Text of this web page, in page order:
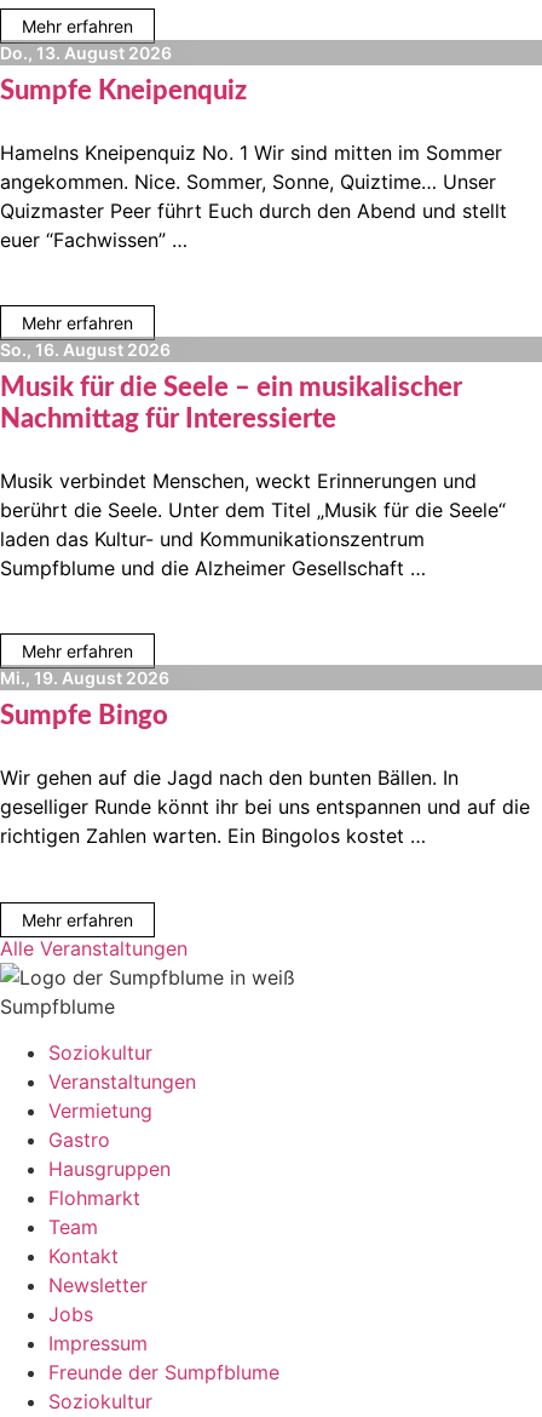
Mehr erfahren
Do., 13. August 2026
Sumpfe Kneipenquiz
Hamelns Kneipenquiz No. 1 Wir sind mitten im Sommer
angekommen. Nice. Sommer, Sonne, Quiztime… Unser
Quizmaster Peer führt Euch durch den Abend und stellt
euer “Fachwissen” …
Mehr erfahren
So., 16. August 2026
Musik für die Seele – ein musikalischer
Nachmittag für Interessierte
Musik verbindet Menschen, weckt Erinnerungen und
berührt die Seele. Unter dem Titel „Musik für die Seele“
laden das Kultur- und Kommunikationszentrum
Sumpfblume und die Alzheimer Gesellschaft …
Mehr erfahren
Mi., 19. August 2026
Sumpfe Bingo
Wir gehen auf die Jagd nach den bunten Bällen. In
geselliger Runde könnt ihr bei uns entspannen und auf die
richtigen Zahlen warten. Ein Bingolos kostet …
Mehr erfahren
Alle Veranstaltungen
Sumpfblume
Soziokultur
Veranstaltungen
Vermietung
Gastro
Hausgruppen
Flohmarkt
Team
Kontakt
Newsletter
Jobs
Impressum
Freunde der Sumpfblume
Soziokultur